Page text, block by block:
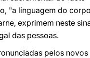
"a linguagem do
exprimem neste
das pessoas.
pelos novos